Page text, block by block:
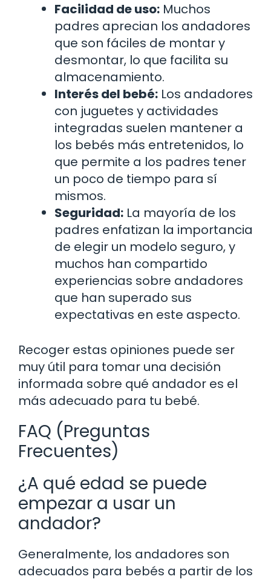
Facilidad de uso: Muchos
padres aprecian los andadores
que son fáciles de montar y
desmontar, lo que facilita su
almacenamiento.
Interés del bebé: Los andadores
con juguetes y actividades
integradas suelen mantener a
los bebés más entretenidos, lo
que permite a los padres tener
un poco de tiempo para sí
mismos.
Seguridad: La mayoría de los
padres enfatizan la importancia
de elegir un modelo seguro, y
muchos han compartido
experiencias sobre andadores
que han superado sus
expectativas en este aspecto.
Recoger estas opiniones puede ser
muy útil para tomar una decisión
informada sobre qué andador es el
más adecuado para tu bebé.
FAQ (Preguntas
Frecuentes)
¿A qué edad se puede
empezar a usar un
andador?
Generalmente, los andadores son
adecuados para bebés a partir de los